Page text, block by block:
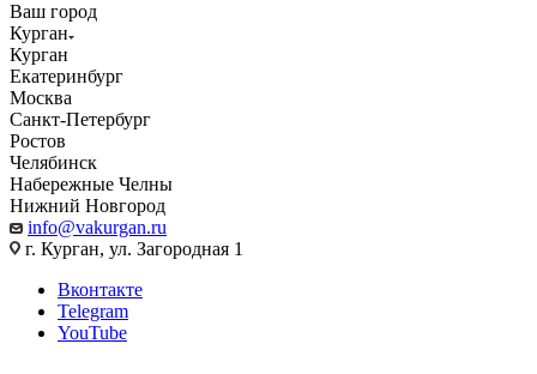
Ваш город
Курган
Курган
Екатеринбург
Москва
Санкт-Петербург
Ростов
Челябинск
Набережные Челны
Нижний Новгород
info@vakurgan.ru
г. Курган, ул. Загородная 1
Вконтакте
Telegram
YouTube